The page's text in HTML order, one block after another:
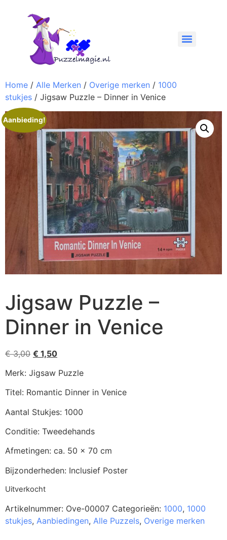
Home / Alle Merken / Overige merken / 1000
stukjes / Jigsaw Puzzle – Dinner in Venice
Aanbieding!
Jigsaw Puzzle –
Dinner in Venice
€3,00 € 1,50
Merk: Jigsaw Puzzle
Titel: Romantic Dinner in Venice
Aantal Stukjes: 1000
Conditie: Tweedehands
Afmetingen: ca. 50 x 70 cm
Bijzonderheden: Inclusief Poster
Uitverkocht
Artikelnummer: Ove-00007 Categorieën: 1000, 1000
stukjes, Aanbiedingen, Alle Puzzels, Overige merken